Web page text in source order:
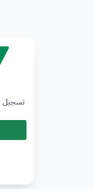
تسجيل
تسجيل